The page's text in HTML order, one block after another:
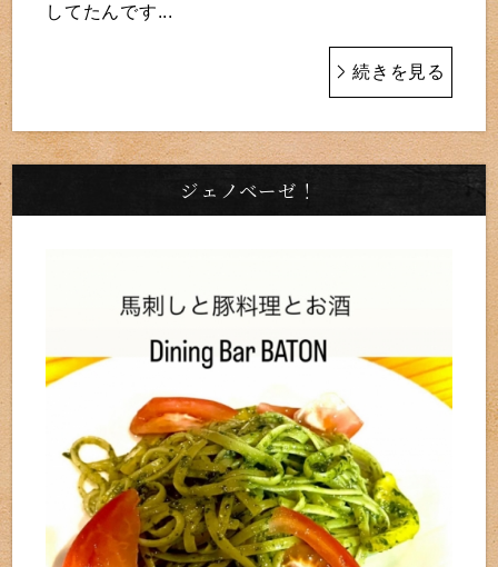
してたんです...
続きを見る
ジェノベーゼ！